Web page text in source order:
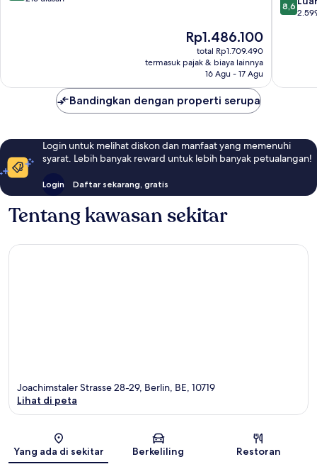
Harga
sekarang
Rp1.486.100
Rp1.486.100
total Rp1.709.490
termasuk pajak & biaya lainnya
16 Agu - 17 Agu
Mitte
dari
8,6
Bandingkan dengan properti serupa
Login untuk melihat diskon dan manfaat yang memenuhi
syarat. Lebih banyak reward untuk lebih banyak petualangan!
Login Daftar sekarang, gratis
Tentang kawasan sekitar
Peta
Joachimstaler Strasse 28-29, Berlin, BE, 10719
Lihat di peta
Yang ada di sekitar Berkeliling Restoran